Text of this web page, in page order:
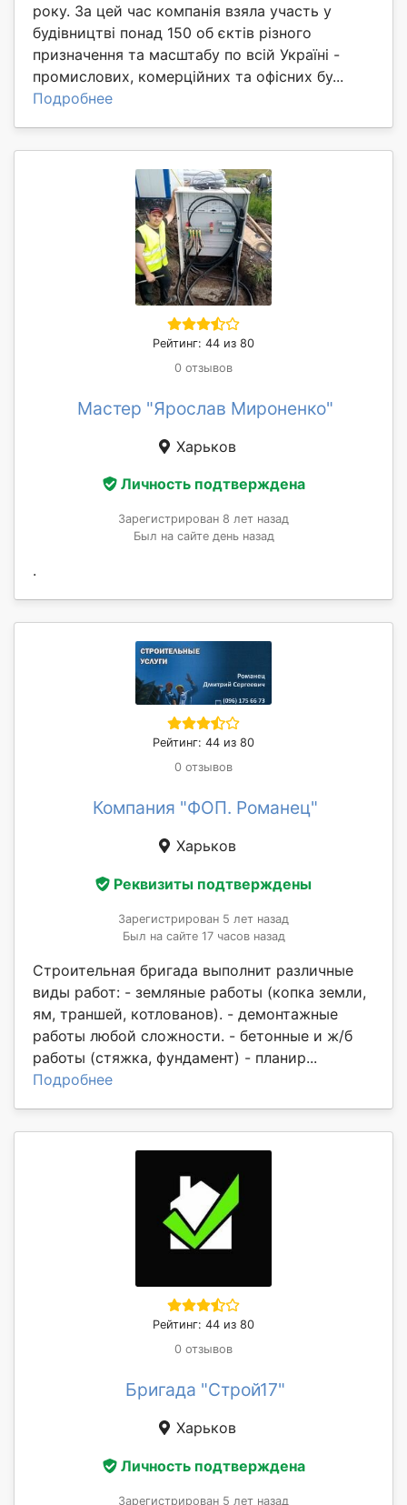
року. За цей час компанія взяла участь у
будівництві понад 150 об єктів різного
призначення та масштабу по всій Україні -
промислових, комерційних та офісних бу...
Подробнее
Рейтинг: 44 из 80
0 отзывов
Мастер "Ярослав Мироненко"
Харьков
Личность подтверждена
Зарегистрирован 8 лет назад
Был на сайте день назад
.
Рейтинг: 44 из 80
0 отзывов
Компания "ФОП. Романец"
Харьков
Реквизиты подтверждены
Зарегистрирован 5 лет назад
Был на сайте 17 часов назад
Строительная бригада выполнит различные
виды работ: - земляные работы (копка земли,
ям, траншей, котлованов). - демонтажные
работы любой сложности. - бетонные и ж/б
работы (стяжка, фундамент) - планир...
Подробнее
Рейтинг: 44 из 80
0 отзывов
Бригада "Строй17"
Харьков
Личность подтверждена
Зарегистрирован 5 лет назад